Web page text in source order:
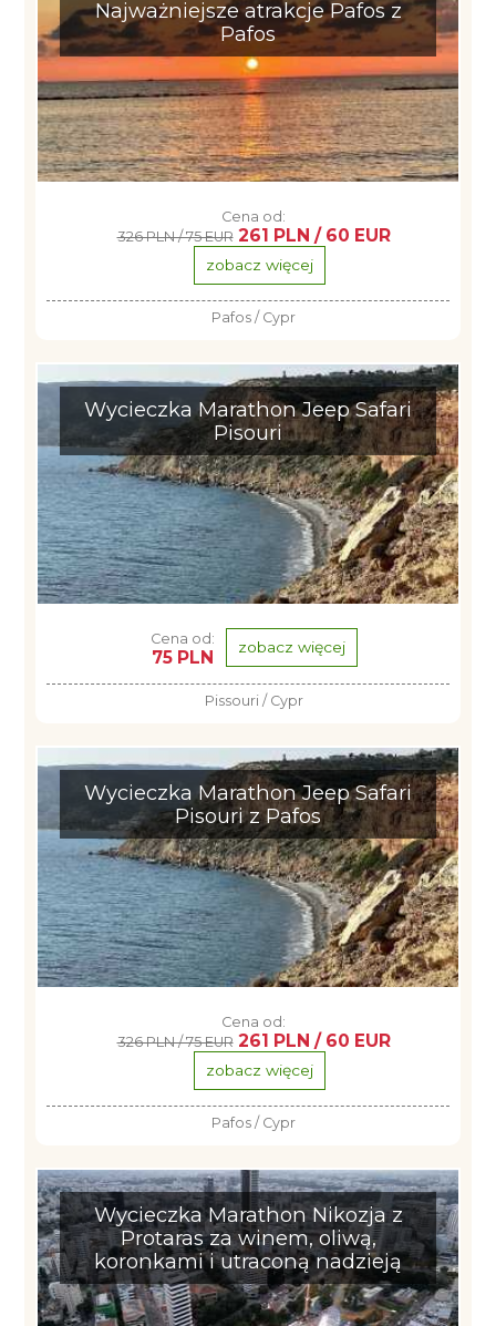
Najważniejsze atrakcje Pafos z
Pafos
Cena od:
326 PLN / 75 EUR 261 PLN / 60 EUR
zobacz więcej
Pafos / Cypr
Wycieczka Marathon Jeep Safari
Pisouri
Cena od:
75 PLN zobacz więcej
Pissouri / Cypr
Wycieczka Marathon Jeep Safari
Pisouri z Pafos
Cena od:
326 PLN / 75 EUR 261 PLN / 60 EUR
zobacz więcej
Pafos / Cypr
Wycieczka Marathon Nikozja z
Protaras za winem, oliwą,
koronkami i utraconą nadzieją